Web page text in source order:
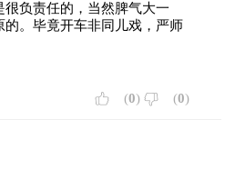
很负责任的，当然脾气大一
的。毕竟开车非同儿戏，严师
(0) (0)